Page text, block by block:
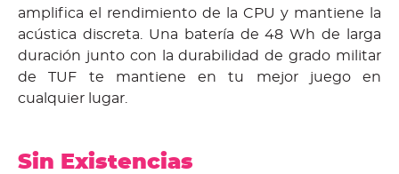
amplifica el rendimiento de la CPU y mantiene la
acústica discreta. Una batería de 48 Wh de larga
duración junto con la durabilidad de grado militar
de TUF te mantiene en tu mejor juego en
cualquier lugar.
Sin Existencias